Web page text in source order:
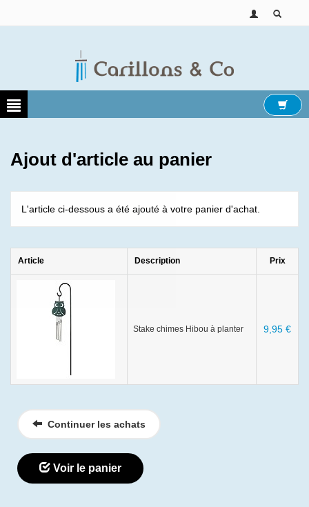
Ajout d'article au panier
L'article ci-dessous a été ajouté à votre panier d'achat.
Article Description Prix
Stake chimes Hibou à planter 9,95 €
Continuer les achats
Voir le panier